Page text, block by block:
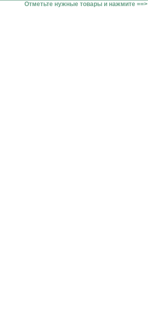
Отметьте нужные товары и нажмите ==>